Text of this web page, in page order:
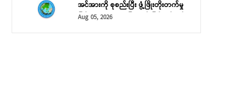
အင်အားကို စုစည်းပြီး ဖွံ့ဖြိုးတိုးတက်မှု
ဖြင့် ဘုံသာယာဝပြောမှုကို မြှင့်တင်မည်
Aug 05, 2026